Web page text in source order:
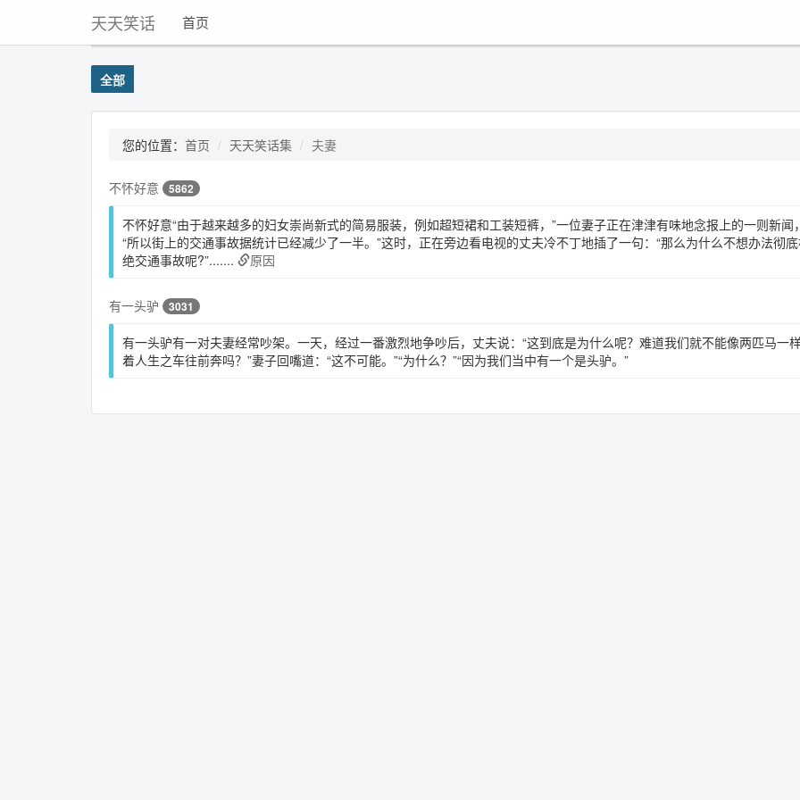
天天笑话 首页
全部
您的位置： 首页 天天笑话集 夫妻
不怀好意 5862
不怀好意“由于越来越多的妇女崇尚新式的简易服装，例如超短裙和工装短裤，”一位妻子正在津津有味地念报上的一则新闻，
“所以街上的交通事故据统计已经减少了一半。”这时，正在旁边看电视的丈夫冷不丁地插了一句：“那么为什么不想办法彻
绝交通事故呢?”....... 原因
有一头驴 3031
有一头驴有一对夫妻经常吵架。一天，经过一番激烈地争吵后，丈夫说：“这到底是为什么呢？难道我们就不能像两匹马一
着人生之车往前奔吗？”妻子回嘴道：“这不可能。”“为什么？”“因为我们当中有一个是头驴。”